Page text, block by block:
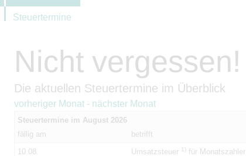
Steuertermine
Nicht vergessen!
Die aktuellen Steuertermine im Überblick
vorheriger Monat - nächster Monat
Steuertermine im August 2026
fällig am
betrifft
10.08.
Umsatzsteuer 1) für Monatszahler